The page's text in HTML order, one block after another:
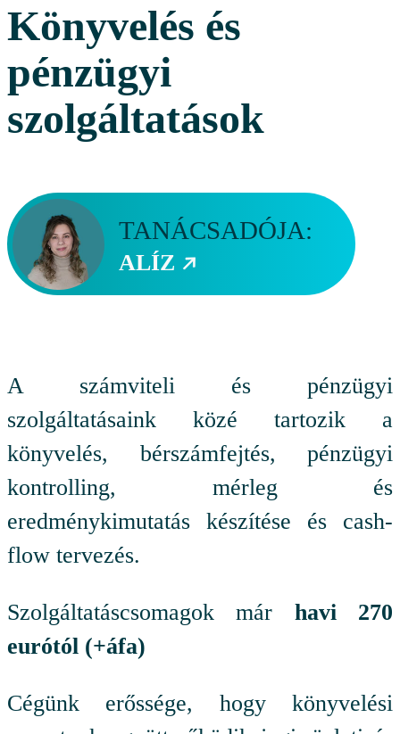
Könyvelés és
pénzügyi
szolgáltatások
TANÁCSADÓJA:
ALÍZ
A számviteli és pénzügyi
szolgáltatásaink közé tartozik a
könyvelés, bérszámfejtés, pénzügyi
kontrolling, mérleg és
eredménykimutatás készítése és cash-
flow tervezés.
Szolgáltatáscsomagok már havi 270
eurótól (+áfa)
Cégünk erőssége, hogy könyvelési